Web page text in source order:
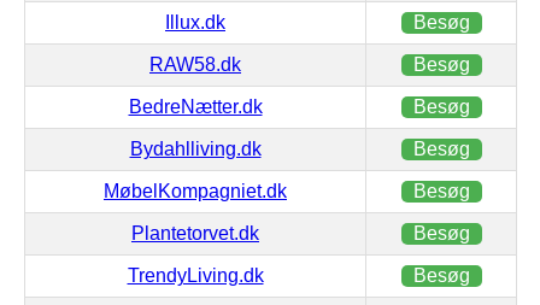
Illux.dk Besøg
RAW58.dk Besøg
BedreNætter.dk Besøg
Bydahlliving.dk Besøg
MøbelKompagniet.dk Besøg
Plantetorvet.dk Besøg
TrendyLiving.dk Besøg